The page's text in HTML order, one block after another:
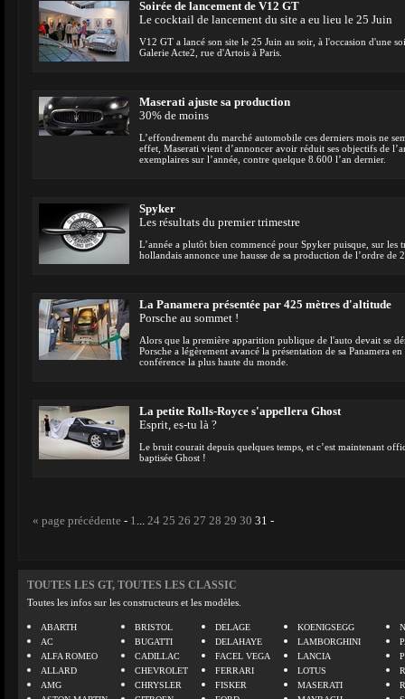
Soirée de lancement de V12 GT
Le cocktail de lancement du site a eu lieu le 25 Juin
V12 GT a lancé son site le 25 Juin au soir, à l'occasion d'une
Galerie Acte2, rue d'Artois à Paris.
Maserati ajuste sa production
30% de moins
L’effondrement du marché automobile ces derniers mois ne
effet, Maserati vient d’annoncer avoir réduit ses objectifs de
exemplaires sur l’année, contre quelque 8.600 l’an dernier.
Spyker
Les résultats du premier trimestre
L’année a plutôt bien commencé pour Spyker puisque, sur les
hollandais annonce une hausse de sa production de l’ordre de
La Panamera présentée par 425 mètres d'altitude
Porsche au sommet !
Alors que la première apparition publique de l'auto devait se
Porsche a légèrement avancé la présentation de sa Panamera
conférence la plus haute du monde.
La petite Rolls-Royce s'appellera Ghost
Esprit, es-tu là ?
Le bruit courait depuis quelques temps, et c’est maintenant
baptisée Ghost !
« page précédente - 1... 24 25 26 27 28 29 30 31 -
TOUTES LES GT, TOUTES LES CLASSIC
Toutes les infos sur les constructeurs et les modèles.
ABARTH
AC
ALFA ROMEO
ALLARD
AMG
BRISTOL
BUGATTI
CADILLAC
CHEVROLET
CHRYSLER
DELAGE
DELAHAYE
FACEL VEGA
FERRARI
FISKER
KOENIGSEGG
LAMBORGHINI
LANCIA
LOTUS
MASERATI